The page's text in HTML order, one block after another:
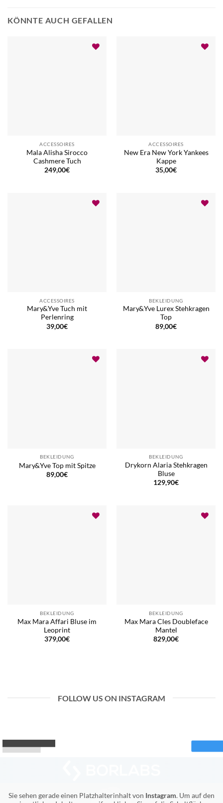
KÖNNTE AUCH GEFALLEN
ACCESSOIRES
Mala Alisha Sirocco
Cashmere Tuch
249,00€
ACCESSOIRES
New Era New York Yankees
Kappe
35,00€
ACCESSOIRES
Mary&Yve Tuch mit
Perlenring
39,00€
BEKLEIDUNG
Mary&Yve Lurex Stehkragen
Top
89,00€
BEKLEIDUNG
Mary&Yve Top mit Spitze
89,00€
BEKLEIDUNG
Drykorn Alaria Stehkragen
Bluse
129,90€
BEKLEIDUNG
Max Mara Affari Bluse im
Leoprint
379,00€
BEKLEIDUNG
Max Mara Cles Doubleface
Mantel
829,00€
FOLLOW US ON INSTAGRAM
Sie sehen gerade einen Platzhalterinhalt von Instagram. Um auf den